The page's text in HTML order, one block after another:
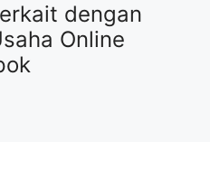
dengan
Online